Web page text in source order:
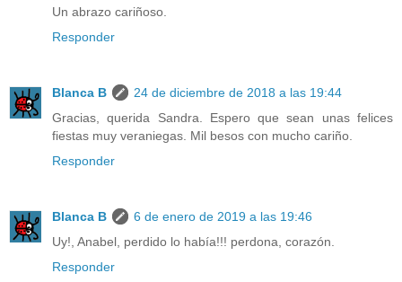
Un abrazo cariñoso.
Responder
Blanca B
24 de diciembre de 2018 a las 19:44
Gracias, querida Sandra. Espero que sean unas felices
fiestas muy veraniegas. Mil besos con mucho cariño.
Responder
Blanca B
6 de enero de 2019 a las 19:46
Uy!, Anabel, perdido lo había!!! perdona, corazón.
Responder